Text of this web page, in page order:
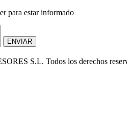
para estar informado
ENVIAR
S.L. Todos los derechos reservados.